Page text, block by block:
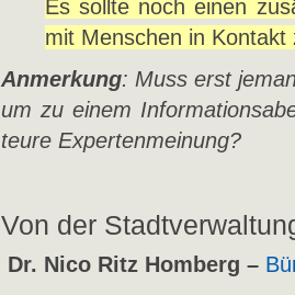
Es sollte noch einen
mit Menschen in Kontakt
Anmerkung: Muss erst
um zu einem
teure Expertenmeinung?
Von der
Dr. Nico Ritz Homberg –